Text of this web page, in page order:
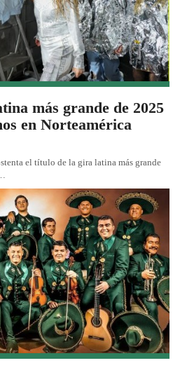
más grande de 2025
en Norteamérica
el título de la gira latina más grande